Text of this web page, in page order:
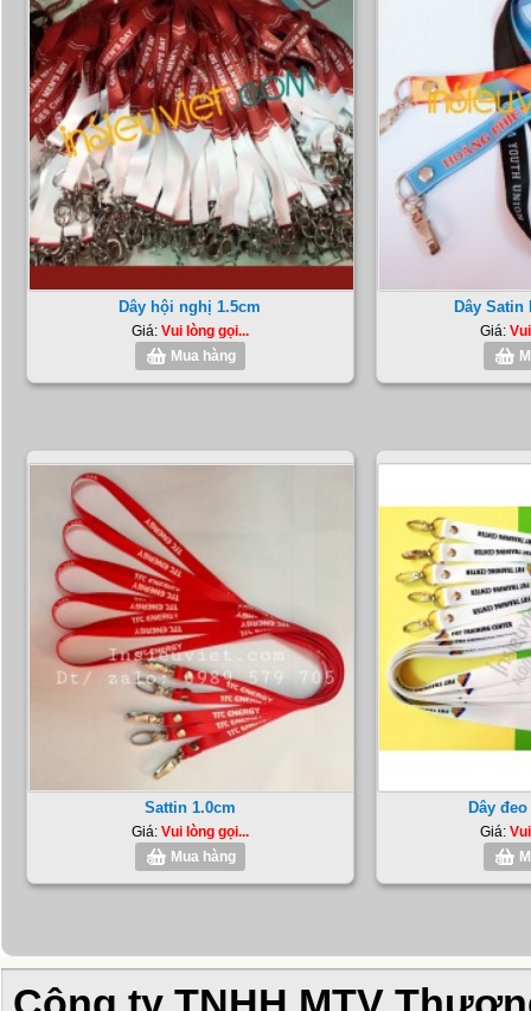
Dây hội nghị 1.5cm
Giá: Vui lòng gọi...
Mua hàng
Dây Satin
Giá:
Sattin 1.0cm
Giá: Vui lòng gọi...
Mua hàng
Dây
Giá: